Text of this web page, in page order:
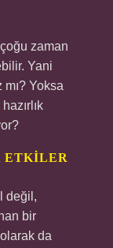
zaman
Yani
mı? Yoksa
ETKILER
değil,
bir
da